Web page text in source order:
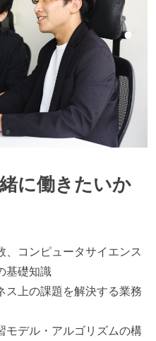
に働きたいか
コンピュータサイエンス
基礎知識
ス上の課題を解決する業務
モデル・アルゴリズムの構